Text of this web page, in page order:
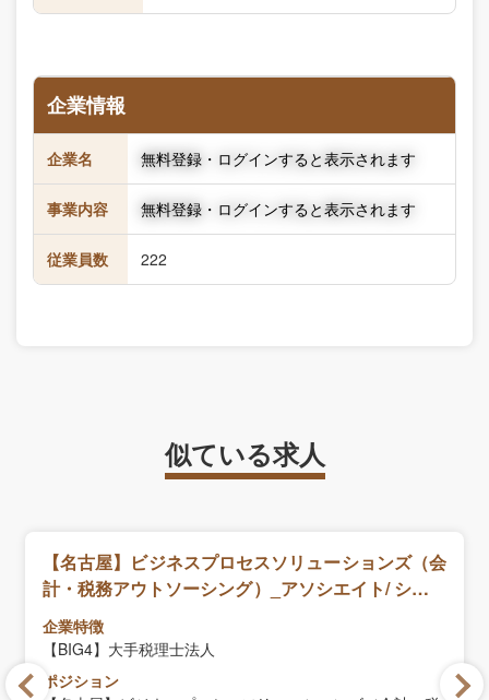
企業情報
企業名 無料登録・ログインすると表示されます
事業内容 無料登録・ログインすると表示されます
従業員数 222
似ている求人
【名古屋】ビジネスプロセスソリューションズ（会
計・税務アウトソーシング）_アソシエイト/ シニア
アソ
企業特徴
【BIG4】大手税理士法人
ポジション